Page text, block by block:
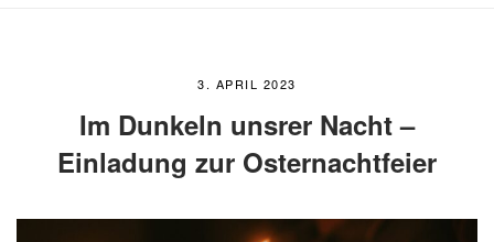
3. APRIL 2023
Im Dunkeln unsrer Nacht –
Einladung zur Osternachtfeier